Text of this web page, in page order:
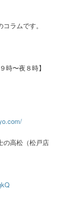
ラムです。
〜夜８時】
の高松（松戸店